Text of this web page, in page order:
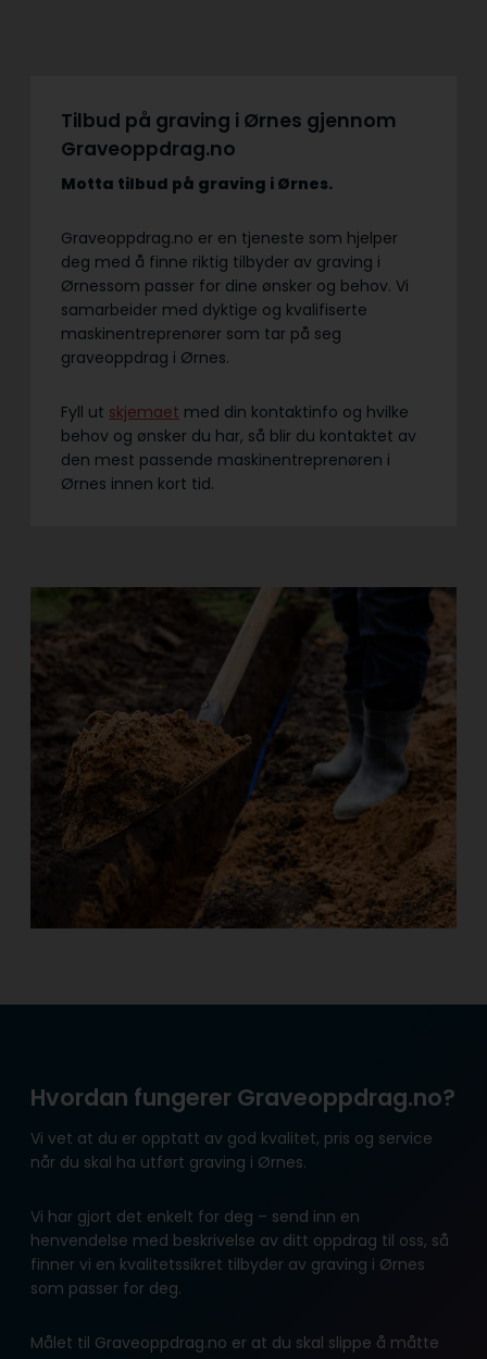
Tilbud på graving i Ørnes gjennom
Graveoppdrag.no
Motta tilbud på graving i Ørnes.
Graveoppdrag.no er en tjeneste som hjelper
deg med å finne riktig tilbyder av graving i
Ørnessom passer for dine ønsker og behov. Vi
samarbeider med dyktige og kvalifiserte
maskinentreprenører som tar på seg
graveoppdrag i Ørnes.
Fyll ut skjemaet med din kontaktinfo og hvilke
behov og ønsker du har, så blir du kontaktet av
den mest passende maskinentreprenøren i
Ørnes innen kort tid.
Hvordan fungerer Graveoppdrag.no?
Vi vet at du er opptatt av god kvalitet, pris og service
når du skal ha utført graving i Ørnes.
Vi har gjort det enkelt for deg – send inn en
henvendelse med beskrivelse av ditt oppdrag til oss, så
finner vi en kvalitetssikret tilbyder av graving i Ørnes
som passer for deg.
Målet til Graveoppdrag.no er at du skal slippe å måtte